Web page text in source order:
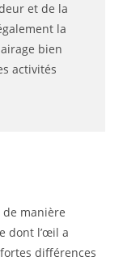
et de la
la
bien
activités
manière
dont l’œil a
différences